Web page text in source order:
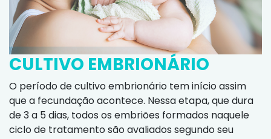
CULTIVO EMBRIONÁRIO
O período de cultivo embrionário tem início assim
que a fecundação acontece. Nessa etapa, que dura
de 3 a 5 dias, todos os embriões formados naquele
ciclo de tratamento são avaliados segundo seu